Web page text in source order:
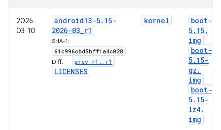
2026-
03-10
android13-5. 15-
2026-03_r1
SHA-1:
61c996cbd5bff1a4c028
Diff: prev r1 . . r1
LICENSES
kernel
boot-
5. 15.
img
boot-
5. 15-
gz .
img
boot-
5. 15-
lz4.
img